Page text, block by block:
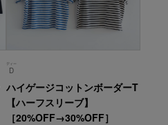
D
ディー
ハイゲージコットンボーダーT
【ハーフスリーブ】
［20%OFF→30%OFF］